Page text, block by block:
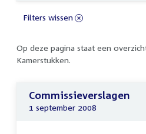
Op deze pagina staat een
Kamerstukken.
Commissieverslagen
1 september 2008
Filters wissen